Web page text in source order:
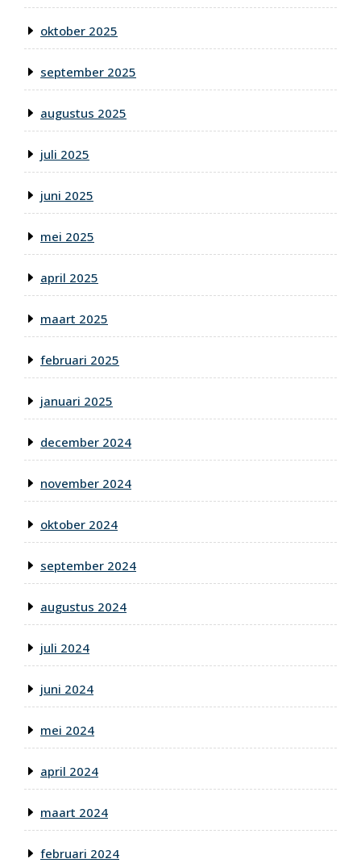
oktober 2025
september 2025
augustus 2025
juli 2025
juni 2025
mei 2025
april 2025
maart 2025
februari 2025
januari 2025
december 2024
november 2024
oktober 2024
september 2024
augustus 2024
juli 2024
juni 2024
mei 2024
april 2024
maart 2024
februari 2024